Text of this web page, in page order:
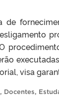
de
visa
, Docentes,